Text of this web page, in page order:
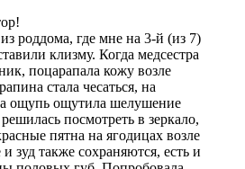
роддома, где мне на 3-й (из 7)
клизму. Когда медсестра
поцарапала кожу возле
стала чесаться, на
ощупь ощутила шелушение
посмотреть в зеркало,
пятна на ягодицах возле
зуд также сохраняются, есть и